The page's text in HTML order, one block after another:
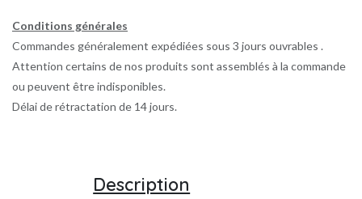
Conditions générales
Commandes généralement expédiées sous 3 jours ouvrables .
Attention certains de nos produits sont assemblés à la commande
ou peuvent être indisponibles.
Délai de rétractation de 14 jours.
Description